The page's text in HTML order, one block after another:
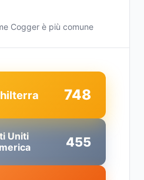
Cogger è più comune
Uniti
455
748